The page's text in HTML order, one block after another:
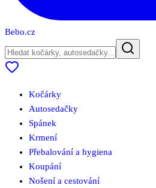
Bebo.cz
Kočárky
Autosedačky
Spánek
Krmení
Přebalování a hygiena
Koupání
Nošení a cestování